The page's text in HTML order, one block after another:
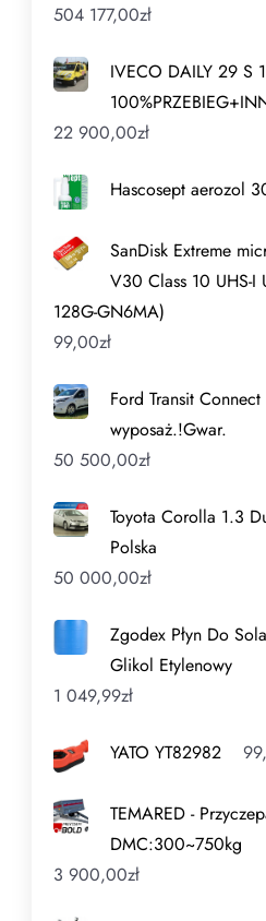
504 177,00zł
IVECO DAILY 29 S
22 900,00zł
Hascosept aerozol
SanDisk Extreme
V30 Class 10 UHS-I
128G-GN6MA)
99,00zł
Ford Transit
wyposaż.!Gwar.
50 500,00zł
Toyota Corolla 1.3
Polska
50 000,00zł
Zgodex Płyn Do
Glikol Etylenowy
1 049,99zł
YATO YT82982
TEMARED -
DMC:300~750kg
3 900,00zł